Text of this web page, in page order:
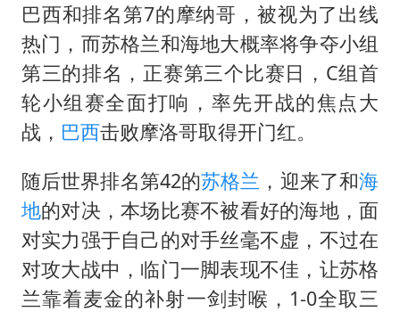
南昌一规划馆现“阴间座椅”字样
41岁女子为鼓励女儿考上985研究生
上海一酒店房间爬满床虱 住客反被怼
李嫣近照曝光
“事业单位招聘不是人情买卖”
李亚鹏向地铁吐血女孩捐99999元
中国经济展现强大韧性和活力
巴西和排名第7的摩纳哥，被视为了出线
热门，而苏格兰和海地大概率将争夺小组
第三的排名，正赛第三个比赛日，C组首
轮小组赛全面打响，率先开战的焦点大
战， 巴西击败摩洛哥取得开门红。
随后世界排名第42的苏格兰 ，迎来了和海
地的对决，本场比赛不被看好的海地，面
对实力强于自己的对手丝毫不虚，不过在
对攻大战中，临门一脚表现不佳，让苏格
兰靠着麦金的补射一剑封喉，1-0全取三